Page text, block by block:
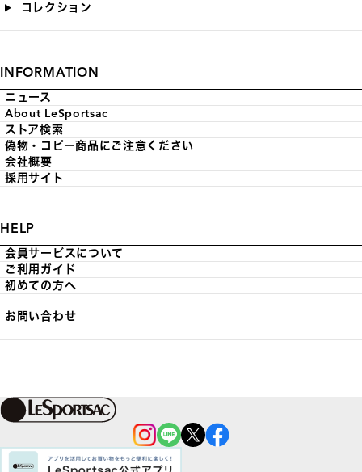
コレクション
INFORMATION
ニュース
About LeSportsac
ストア検索
偽物・コピー商品にご注意ください
会社概要
採用サイト
HELP
会員サービスについて
ご利用ガイド
初めての方へ
お問い合わせ